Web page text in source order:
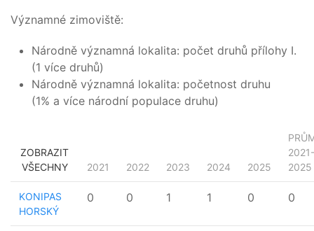
Významné zimoviště:
Národně významná lokalita: počet druhů přílohy I.
(1 více druhů)
Národně významná lokalita: početnost druhu
(1% a více národní populace druhu)
ZOBRAZIT
VŠECHNY
2021 2022 2023 2024 2025
2021-
2025
KONIPAS
HORSKÝ
0 0 1 1 0 0